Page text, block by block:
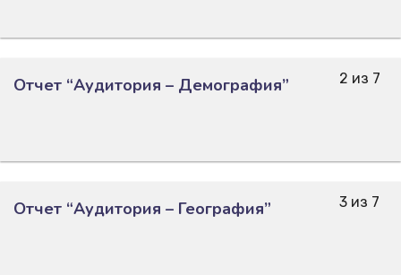
2 из 7
Отчет “Аудитория – Демография”
3 из 7
Отчет “Аудитория – География”